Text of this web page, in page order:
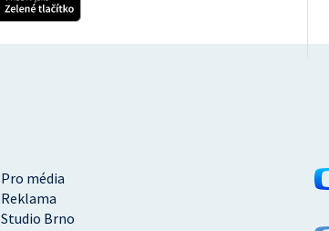
Pro média
Reklama
Studio Brno